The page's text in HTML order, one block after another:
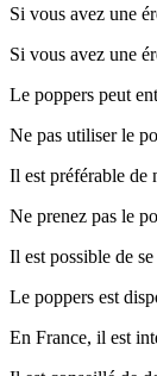
Si vous avez une
Si vous avez une
Le poppers peut
Ne pas utiliser le
Il est préférable de
Ne prenez pas le
Il est possible de
Le poppers est
En France, il est